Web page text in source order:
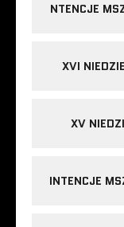
NTENCJE
XVI
XV
INTENCJE